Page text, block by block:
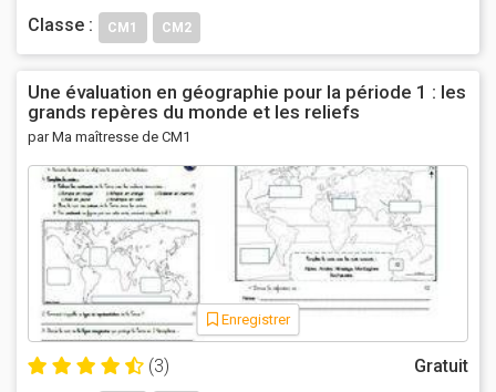
Classe :
CM1 CM2
Une évaluation en géographie pour la période 1 : les
grands repères du monde et les reliefs
par Ma maîtresse de CM1
Enregistrer
(3)
Gratuit